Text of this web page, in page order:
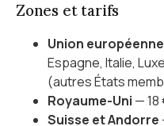
Zones et tarifs
Union européenne
Espagne, Italie,
(autres États
Royaume-Uni — 18
Suisse et Andorre